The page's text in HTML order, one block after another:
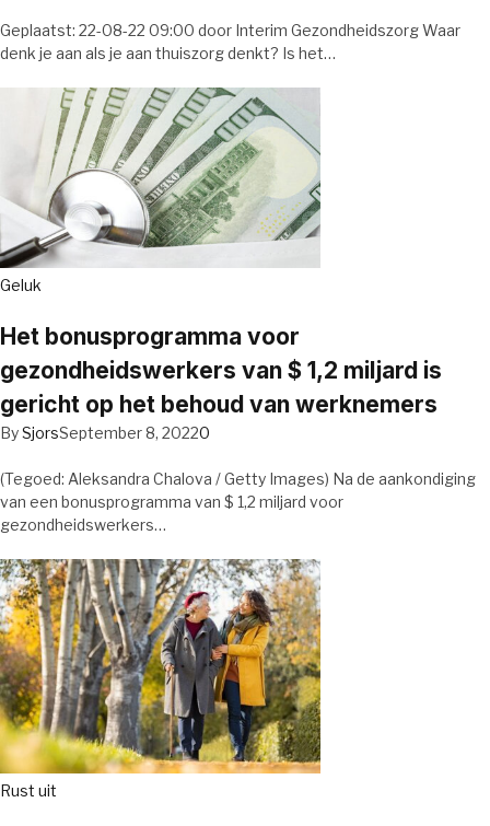
Geplaatst: 22-08-22 09:00 door Interim Gezondheidszorg Waar
denk je aan als je aan thuiszorg denkt? Is het…
Geluk
Het bonusprogramma voor
gezondheidswerkers van $ 1,2 miljard is
gericht op het behoud van werknemers
BySjorsSeptember 8, 20220
(Tegoed: Aleksandra Chalova / Getty Images) Na de aankondiging
van een bonusprogramma van $ 1,2 miljard voor
gezondheidswerkers…
Rust uit